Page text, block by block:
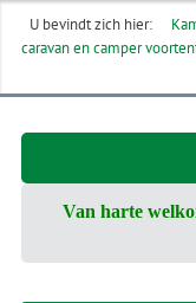
U bevindt zich hier:
caravan en camper
Van harte